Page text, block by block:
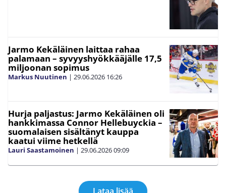
Jarmo Kekäläinen laittaa rahaa
palamaan – syvyyshyökkääjälle 17,5
miljoonan sopimus
Markus Nuutinen | 29.06.2026 16:26
Hurja paljastus: Jarmo Kekäläinen oli
hankkimassa Connor Hellebuyckia –
suomalaisen sisältänyt kauppa
kaatui viime hetkellä
Lauri Saastamoinen | 29.06.202609:09